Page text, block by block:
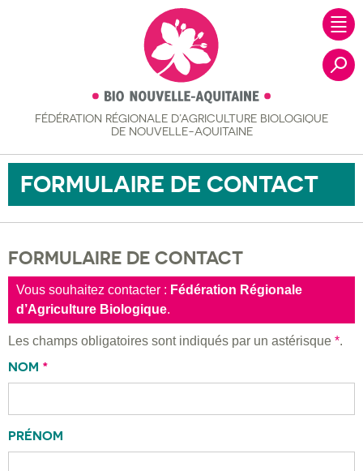
FÉDÉRATION RÉGIONALE D’AGRICULTURE BIOLOGIQUE
DE NOUVELLE-AQUITAINE
FORMULAIRE DE CONTACT
FORMULAIRE DE CONTACT
Vous souhaitez contacter : Fédération Régionale
d’Agriculture Biologique.
Les champs obligatoires sont indiqués par un astérisque *.
NOM *
PRÉNOM